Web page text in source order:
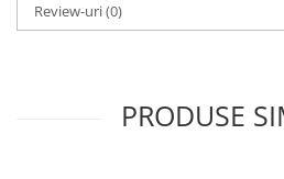
Review-uri(0)
PRODUSE